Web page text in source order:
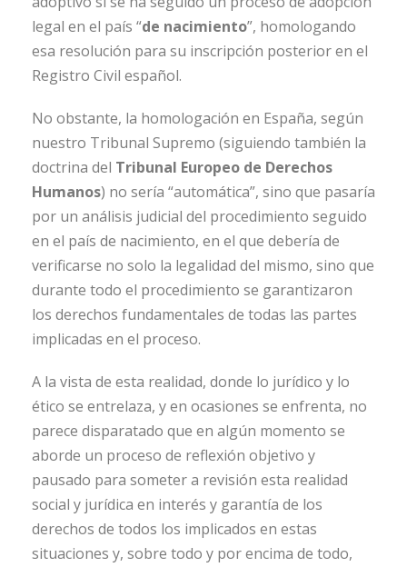
legal en el país “de nacimiento”, homologando
esa resolución para su inscripción posterior en el
Registro Civil español.
No obstante, la homologación en España, según
nuestro Tribunal Supremo (siguiendo también la
doctrina del Tribunal Europeo de Derechos
Humanos) no sería “automática”, sino que pasaría
por un análisis judicial del procedimiento seguido
en el país de nacimiento, en el que debería de
verificarse no solo la legalidad del mismo, sino que
durante todo el procedimiento se garantizaron
los derechos fundamentales de todas las partes
implicadas en el proceso.
A la vista de esta realidad, donde lo jurídico y lo
ético se entrelaza, y en ocasiones se enfrenta, no
parece disparatado que en algún momento se
aborde un proceso de reflexión objetivo y
pausado para someter a revisión esta realidad
social y jurídica en interés y garantía de los
derechos de todos los implicados en estas
situaciones y, sobre todo y por encima de todo,